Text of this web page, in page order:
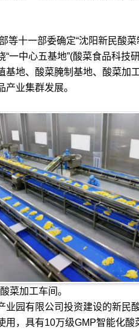
十一部委确定“沈阳新民酸菜
“一中心五基地”(酸菜食品科技
基地、酸菜腌制基地、酸菜加
业集群发展。
菜加工车间。
园有限公司投资建设的新民
用，具有10万级GMP智能化